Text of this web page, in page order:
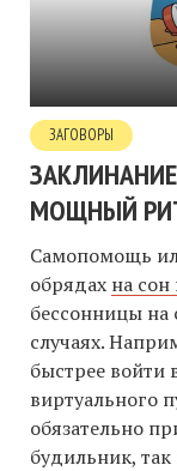
ЗАГОВОРЫ
МОЩНЫЙ
Самопомощь
обрядах на
бессонницы
случаях.
быстрее войти
виртуального
обязательно
будильник,